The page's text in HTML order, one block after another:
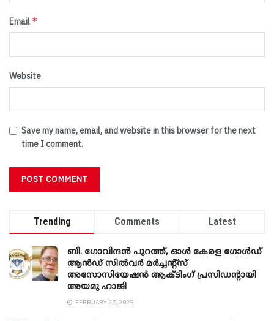
Email *
Website
Save my name, email, and website in this browser for the next
time I comment.
Trending Comments Latest
ബി. ​ഗോവിന്ദൻ പുറത്ത്, ഓൾ കേരള ഗോൾഡ്
ആൻഡ് സിൽവർ മർച്ചന്റ്സ്
അസോസിയേഷൻ ആക്ടിംഗ് പ്രസിഡന്റായി
അയമു ഹാജി
FEBRUARY 27, 2025